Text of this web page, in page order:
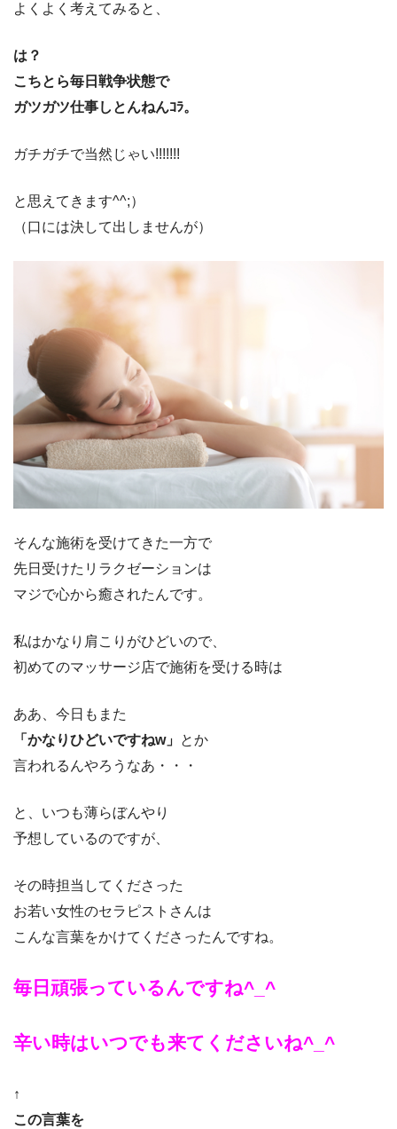
よくよく考えてみると、
は？
こちとら毎日戦争状態で
ガツガツ仕事しとんねんｺﾗ。
ガチガチで当然じゃい!!!!!!!
と思えてきます^^;）
（口には決して出しませんが）
そんな施術を受けてきた一方で
先日受けたリラクゼーションは
マジで心から癒されたんです。
私はかなり肩こりがひどいので、
初めてのマッサージ店で施術を受ける時は
ああ、今日もまた
「かなりひどいですねw」 とか
言われるんやろうなあ・・・
と、いつも薄らぼんやり
予想しているのですが、
その時担当してくださった
お若い女性のセラピストさんは
こんな言葉をかけてくださったんですね。
毎日頑張っているんですね^_^
辛い時はいつでも来てくださいね^_^
↑
この言葉を